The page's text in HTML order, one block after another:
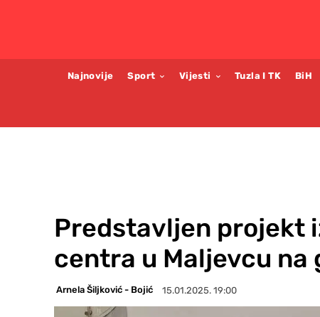
Najnovije Sport Vijesti Tuzla I TK BiH
Predstavljen projekt
centra u Maljevcu na
Arnela Šiljković - Bojić 15.01.2025. 19:00